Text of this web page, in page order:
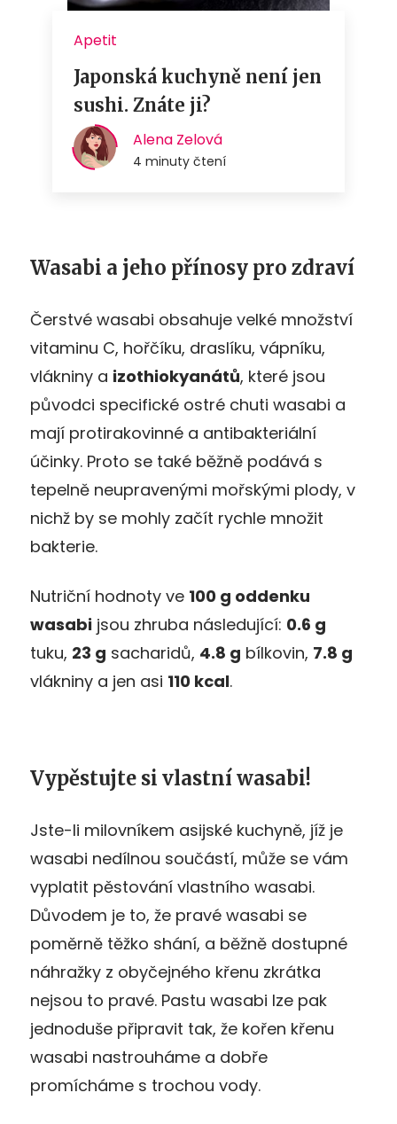
Wasabi a jeho přínosy pro zdraví
Čerstvé wasabi obsahuje velké množství
vitaminu C, hořčíku, draslíku, vápníku,
vlákniny a izothiokyanátů, které jsou
původci specifické ostré chuti wasabi a
mají protirakovinné a antibakteriální
účinky. Proto se také běžně podává s
tepelně neupravenými mořskými plody, v
nichž by se mohly začít rychle množit
bakterie.
Nutriční hodnoty ve 100 g oddenku
wasabi jsou zhruba následující: 0.6 g
tuku, 23 g sacharidů, 4.8 g bílkovin, 7.8 g
vlákniny a jen asi 110 kcal.
Vypěstujte si vlastní wasabi!
Jste-li milovníkem asijské kuchyně, jíž je
wasabi nedílnou součástí, může se vám
vyplatit pěstování vlastního wasabi.
Důvodem je to, že pravé wasabi se
poměrně těžko shání, a běžně dostupné
náhražky z obyčejného křenu zkrátka
nejsou to pravé. Pastu wasabi lze pak
jednoduše připravit tak, že kořen křenu
wasabi nastrouháme a dobře
promícháme s trochou vody.